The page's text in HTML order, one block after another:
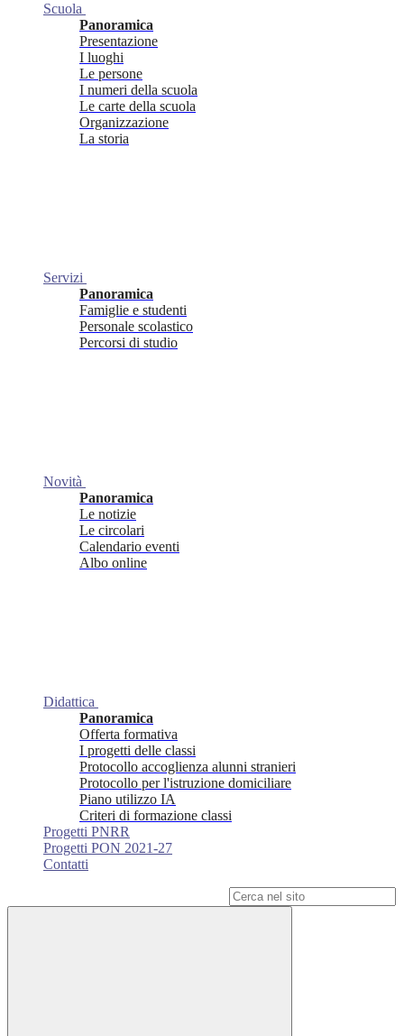
Scuola
Panoramica
Presentazione
I luoghi
Le persone
I numeri della scuola
Le carte della scuola
Organizzazione
La storia
Servizi
Panoramica
Famiglie e studenti
Personale scolastico
Percorsi di studio
Novità
Panoramica
Le notizie
Le circolari
Calendario eventi
Albo online
Didattica
Panoramica
Offerta formativa
I progetti delle classi
Protocollo accoglienza alunni stranieri
Protocollo per l'istruzione domiciliare
Piano utilizzo IA
Criteri di formazione classi
Progetti PNRR
Progetti PON 2021-27
Contatti